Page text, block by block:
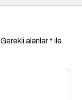
Gerekli alanlar* ile